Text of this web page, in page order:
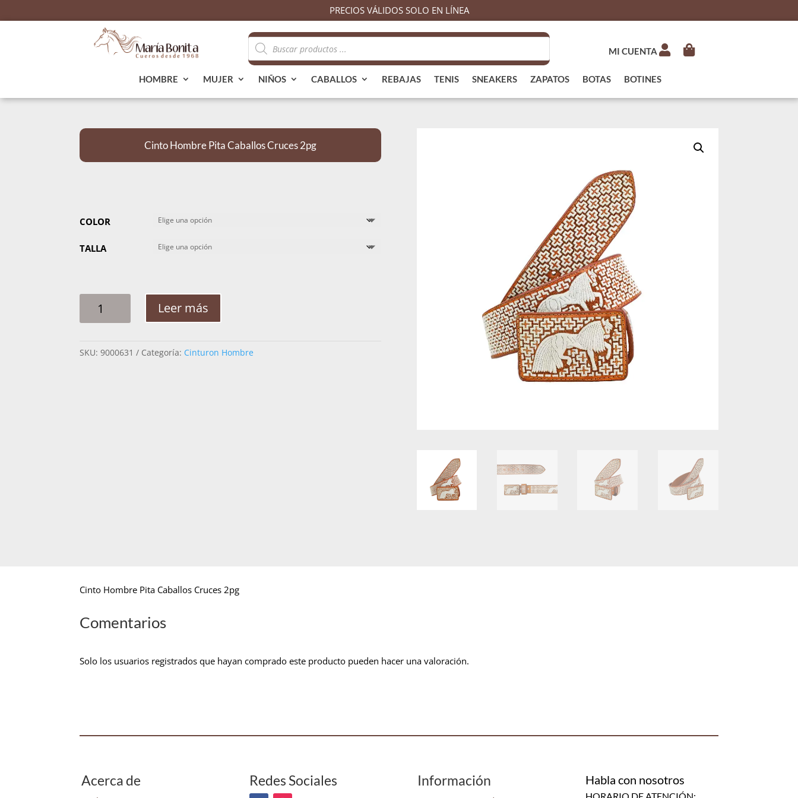
PRECIOS VÁLIDOS SOLO EN LÍNEA
Búsqueda
de
productos
MI CUENTA
HOMBRE MUJER NIÑOS CABALLOS REBAJAS TENIS SNEAKERS ZAPATOS BOTAS BOTINES
Cinto Hombre Pita Caballos Cruces 2pg
COLOR
TALLA
HOMBRE
CRUCES
Leer más
SKU:9000631 Categoría: Cinturon Hombre
Cinto Hombre Pita Caballos Cruces 2pg
Comentarios
Solo los usuarios registrados que hayan comprado este producto pueden hacer una valoración.
Acerca de Redes Sociales Información Habla con nosotros
HORARIO DE ATENCIÓN: